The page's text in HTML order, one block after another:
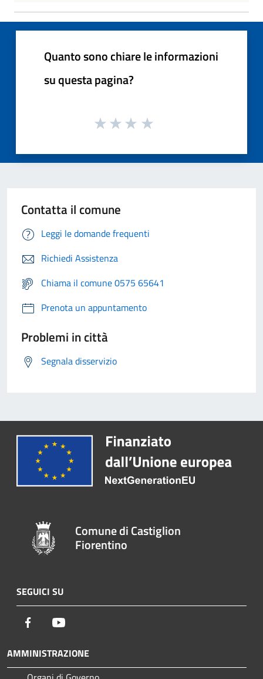
Quanto sono chiare le informazioni
su questa pagina?
Contatta il comune
Leggi le domande frequenti
Richiedi Assistenza
Chiama il comune 0575 65641
Prenota un appuntamento
Problemi in città
Segnala disservizio
Comune di Castiglion
Fiorentino
SEGUICI SU
Facebook
AMMINISTRAZIONE